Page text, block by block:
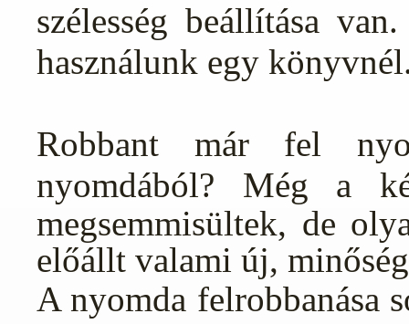
szélesség beállítása
használunk egy
Robbant már fel
nyomdából? Még a
megsemmisültek, de
előállt valami új,
A nyomda felrobbanása